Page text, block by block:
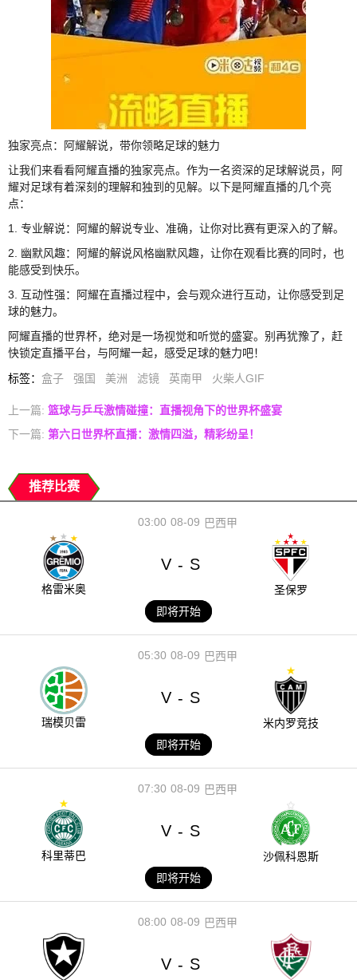
独家亮点：阿耀解说，带你领略足球的魅力
让我们来看看阿耀直播的独家亮点。作为一名资深的足球解说员，阿
耀对足球有着深刻的理解和独到的见解。以下是阿耀直播的几个亮
点：
1. 专业解说：阿耀的解说专业、准确，让你对比赛有更深入的了解。
2. 幽默风趣：阿耀的解说风格幽默风趣，让你在观看比赛的同时，也
能感受到快乐。
3. 互动性强：阿耀在直播过程中，会与观众进行互动，让你感受到足
球的魅力。
阿耀直播的世界杯，绝对是一场视觉和听觉的盛宴。别再犹豫了，赶
快锁定直播平台，与阿耀一起，感受足球的魅力吧！
标签： 盒子 强国 美洲 滤镜 英南甲 火柴人GIF
上一篇: 篮球与乒乓激情碰撞：直播视角下的世界杯盛宴
下一篇: 第六日世界杯直播：激情四溢，精彩纷呈！
推荐比赛
08-09
03:00 巴西甲
格雷米奥
V - S
圣保罗
即将开始
08-09
05:30 巴西甲
瑞模贝雷
V - S
米内罗竞技
即将开始
08-09
07:30 巴西甲
科里蒂巴
V - S
沙佩科恩斯
即将开始
08-09
08:00 巴西甲
V - S